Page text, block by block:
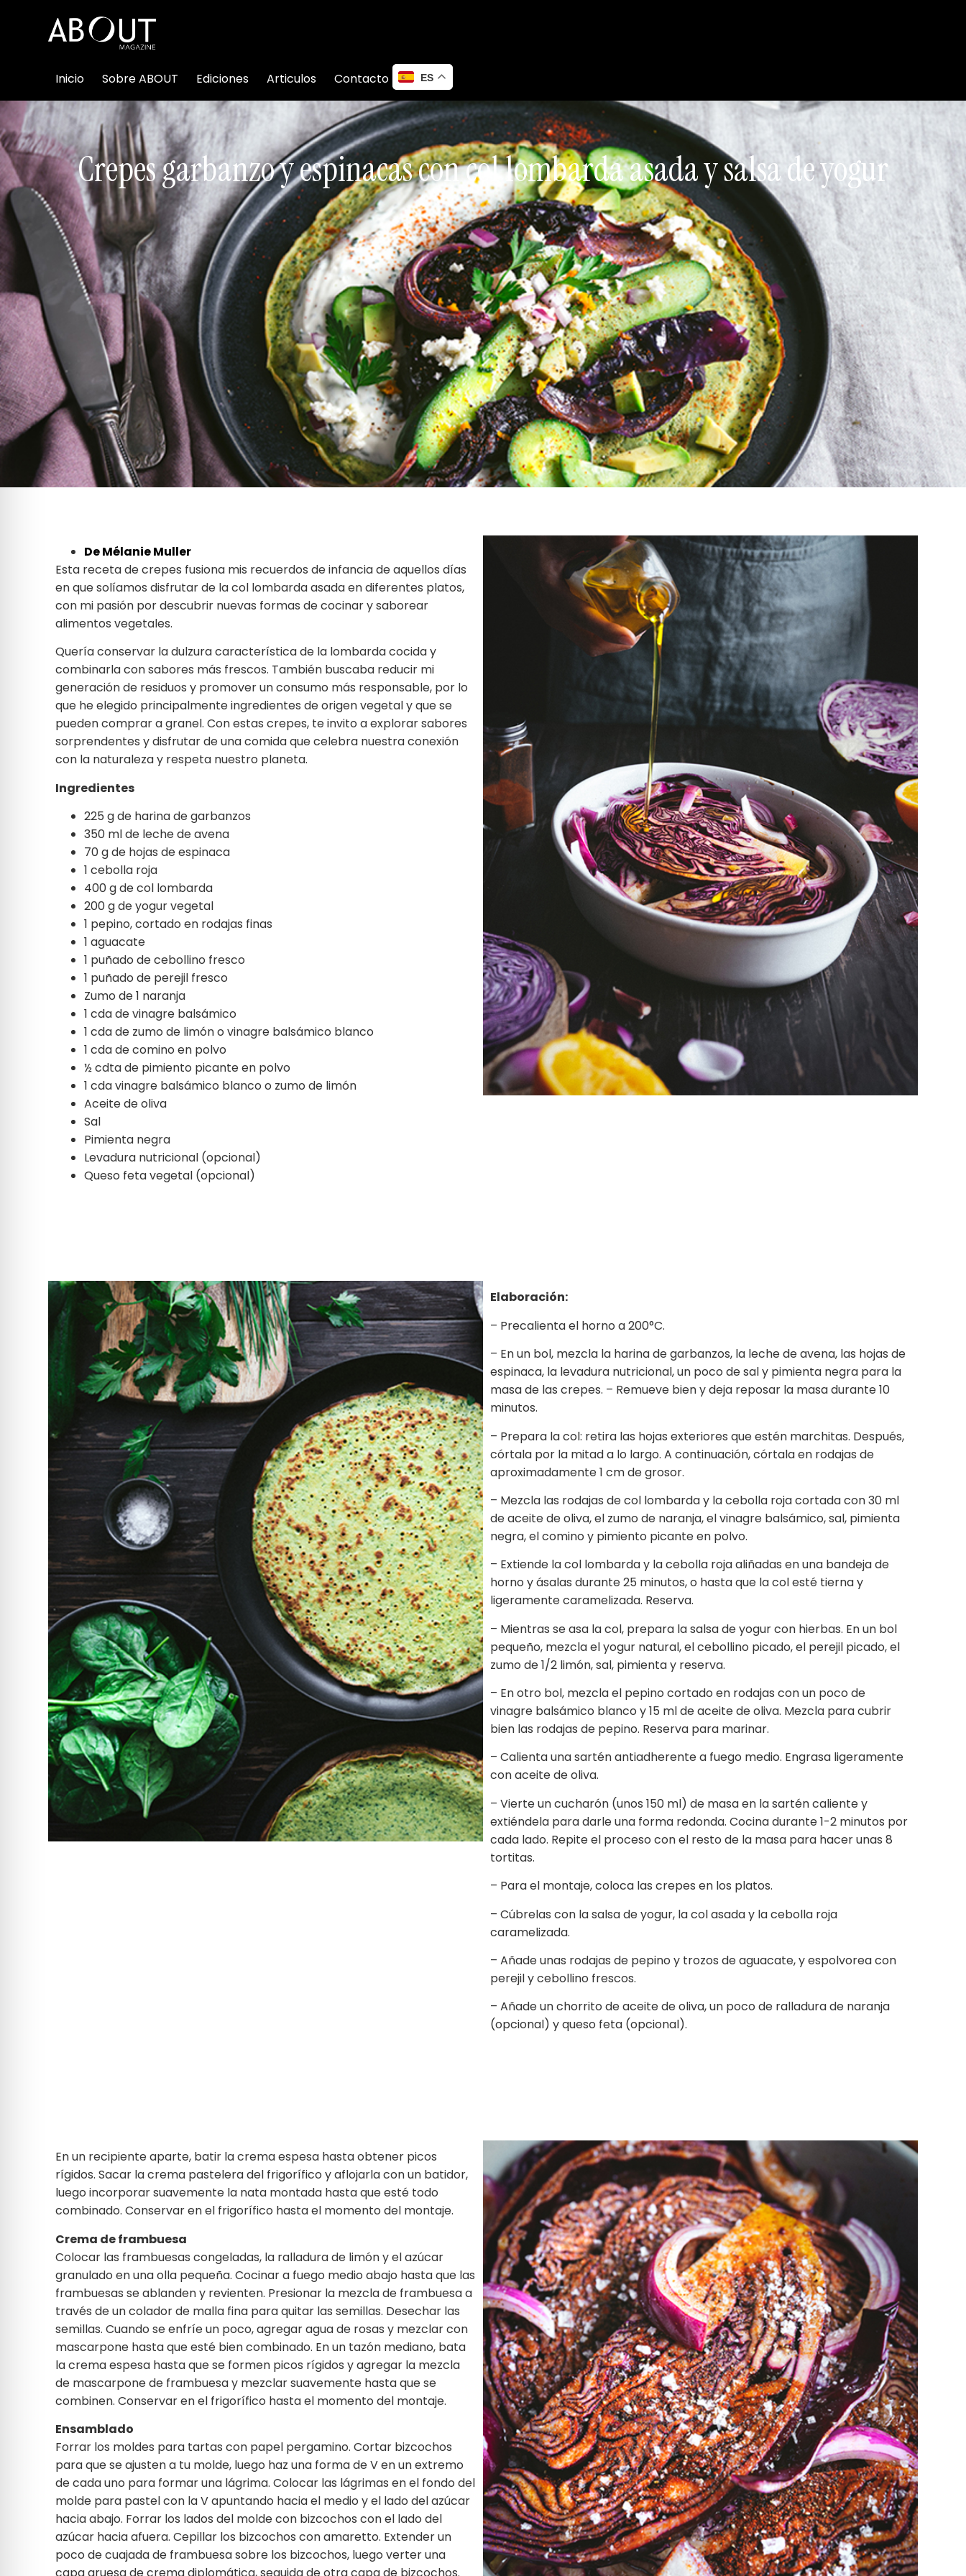
Inicio Sobre ABOUT Ediciones Articulos Contacto ES
Crepes garbanzo y espinacas con col lombarda asada y salsa de yogur
De Mélanie Muller
Esta receta de crepes fusiona mis recuerdos de infancia de aquellos días
en que solíamos disfrutar de la col lombarda asada en diferentes platos,
con mi pasión por descubrir nuevas formas de cocinar y saborear
alimentos vegetales.
Quería conservar la dulzura característica de la lombarda cocida y
combinarla con sabores más frescos. También buscaba reducir mi
generación de residuos y promover un consumo más responsable, por lo
que he elegido principalmente ingredientes de origen vegetal y que se
pueden comprar a granel. Con estas crepes, te invito a explorar sabores
sorprendentes y disfrutar de una comida que celebra nuestra conexión
con la naturaleza y respeta nuestro planeta.
Ingredientes
225 g de harina de garbanzos
350 ml de leche de avena
70 g de hojas de espinaca
1 cebolla roja
400 g de col lombarda
200 g de yogur vegetal
1 pepino, cortado en rodajas finas
1 aguacate
1 puñado de cebollino fresco
1 puñado de perejil fresco
Zumo de 1 naranja
1 cda de vinagre balsámico
1 cda de zumo de limón o vinagre balsámico blanco
1 cda de comino en polvo
½ cdta de pimiento picante en polvo
1 cda vinagre balsámico blanco o zumo de limón
Aceite de oliva
Sal
Pimienta negra
Levadura nutricional (opcional)
Queso feta vegetal (opcional)
Elaboración:
– Precalienta el horno a 200°C.
– En un bol, mezcla la harina de garbanzos, la leche de avena, las hojas de
espinaca, la levadura nutricional, un poco de sal y pimienta negra para la
masa de las crepes. – Remueve bien y deja reposar la masa durante 10
minutos.
– Prepara la col: retira las hojas exteriores que estén marchitas. Después,
córtala por la mitad a lo largo. A continuación, córtala en rodajas de
aproximadamente 1 cm de grosor.
– Mezcla las rodajas de col lombarda y la cebolla roja cortada con 30 ml
de aceite de oliva, el zumo de naranja, el vinagre balsámico, sal, pimienta
negra, el comino y pimiento picante en polvo.
– Extiende la col lombarda y la cebolla roja aliñadas en una bandeja de
horno y ásalas durante 25 minutos, o hasta que la col esté tierna y
ligeramente caramelizada. Reserva.
– Mientras se asa la col, prepara la salsa de yogur con hierbas. En un bol
pequeño, mezcla el yogur natural, el cebollino picado, el perejil picado, el
zumo de 1/2 limón, sal, pimienta y reserva.
– En otro bol, mezcla el pepino cortado en rodajas con un poco de
vinagre balsámico blanco y 15 ml de aceite de oliva. Mezcla para cubrir
bien las rodajas de pepino. Reserva para marinar.
– Calienta una sartén antiadherente a fuego medio. Engrasa ligeramente
con aceite de oliva.
– Vierte un cucharón (unos 150 ml) de masa en la sartén caliente y
extiéndela para darle una forma redonda. Cocina durante 1-2 minutos por
cada lado. Repite el proceso con el resto de la masa para hacer unas 8
tortitas.
– Para el montaje, coloca las crepes en los platos.
– Cúbrelas con la salsa de yogur, la col asada y la cebolla roja
caramelizada.
– Añade unas rodajas de pepino y trozos de aguacate, y espolvorea con
perejil y cebollino frescos.
– Añade un chorrito de aceite de oliva, un poco de ralladura de naranja
(opcional) y queso feta (opcional).
En un recipiente aparte, batir la crema espesa hasta obtener picos
rígidos. Sacar la crema pastelera del frigorífico y aflojarla con un batidor,
luego incorporar suavemente la nata montada hasta que esté todo
combinado. Conservar en el frigorífico hasta el momento del montaje.
Crema de frambuesa
Colocar las frambuesas congeladas, la ralladura de limón y el azúcar
granulado en una olla pequeña. Cocinar a fuego medio abajo hasta que las
frambuesas se ablanden y revienten. Presionar la mezcla de frambuesa a
través de un colador de malla fina para quitar las semillas. Desechar las
semillas. Cuando se enfríe un poco, agregar agua de rosas y mezclar con
mascarpone hasta que esté bien combinado. En un tazón mediano, bata
la crema espesa hasta que se formen picos rígidos y agregar la mezcla
de mascarpone de frambuesa y mezclar suavemente hasta que se
combinen. Conservar en el frigorífico hasta el momento del montaje.
Ensamblado
Forrar los moldes para tartas con papel pergamino. Cortar bizcochos
para que se ajusten a tu molde, luego haz una forma de V en un extremo
de cada uno para formar una lágrima. Colocar las lágrimas en el fondo del
molde para pastel con la V apuntando hacia el medio y el lado del azúcar
hacia abajo. Forrar los lados del molde con bizcochos con el lado del
azúcar hacia afuera. Cepillar los bizcochos con amaretto. Extender un
poco de cuajada de frambuesa sobre los bizcochos, luego verter una